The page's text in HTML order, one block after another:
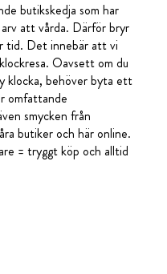
butikskedja som har
att vårda. Därför bryr
tid. Det innebär att vi
Oavsett om du
klocka, behöver byta ett
omfattande
smycken från
butiker och här online.
= tryggt köp och alltid